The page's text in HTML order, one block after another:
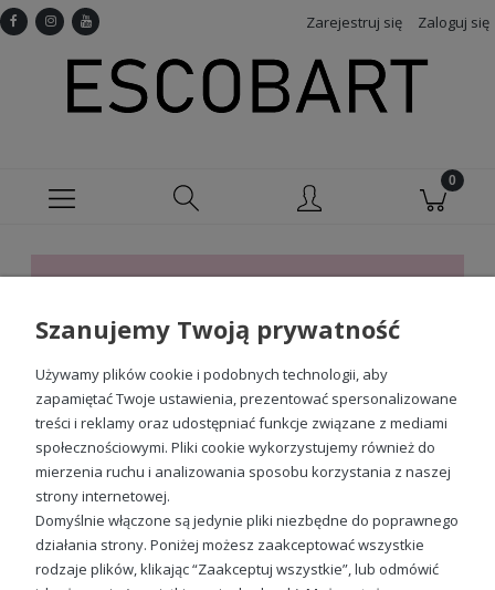
Zarejestruj się Zaloguj się
Ten produkt jest niedostępny.
OBSŁUGA KLIENTA
Sprawdź nasze social media
Szanujemy Twoją prywatność
Używamy plików cookie i podobnych technologii, aby
zapamiętać Twoje ustawienia, prezentować spersonalizowane
treści i reklamy oraz udostępniać funkcje związane z mediami
społecznościowymi. Pliki cookie wykorzystujemy również do
mierzenia ruchu i analizowania sposobu korzystania z naszej
strony internetowej.
Domyślnie włączone są jedynie pliki niezbędne do poprawnego
działania strony. Poniżej możesz zaakceptować wszystkie
rodzaje plików, klikając “Zaakceptuj wszystkie”, lub odmówić